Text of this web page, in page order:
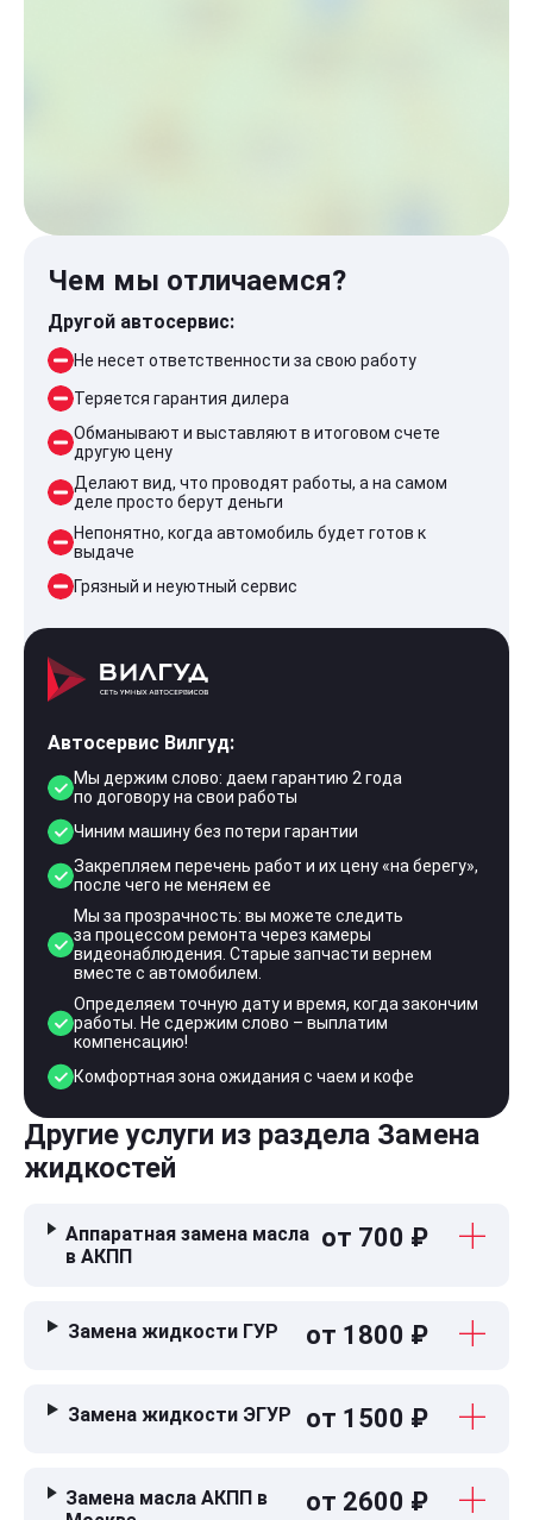
Чем мы отличаемся?
Другой автосервис:
Не несет ответственности за свою работу
Теряется гарантия дилера
Обманывают и выставляют в итоговом счете
другую цену
Делают вид, что проводят работы, а на самом
деле просто берут деньги
Непонятно, когда автомобиль будет готов к
выдаче
Грязный и неуютный сервис
Автосервис Вилгуд:
Мы держим слово: даем гарантию 2 года
по договору на свои работы
Чиним машину без потери гарантии
Закрепляем перечень работ и их цену «на берегу»,
после чего не меняем ее
Мы за прозрачность: вы можете следить
за процессом ремонта через камеры
видеонаблюдения. Старые запчасти вернем
вместе с автомобилем.
Определяем точную дату и время, когда закончим
работы. Не сдержим слово – выплатим
компенсацию!
Комфортная зона ожидания с чаем и кофе
Другие услуги из раздела Замена
жидкостей
Аппаратная замена масла
в АКПП
от 700 ₽
Замена жидкости ГУР от 1800 ₽
Замена жидкости ЭГУР от 1500 ₽
Замена масла АКПП в
от 2600 ₽